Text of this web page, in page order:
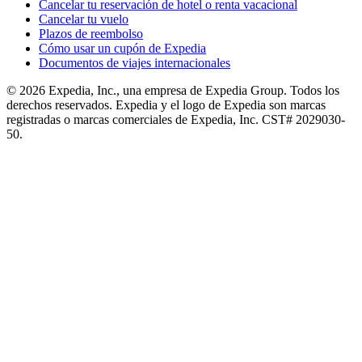
Cancelar tu reservación de hotel o renta vacacional
Cancelar tu vuelo
Plazos de reembolso
Cómo usar un cupón de Expedia
Documentos de viajes internacionales
© 2026 Expedia, Inc., una empresa de Expedia Group. Todos los
derechos reservados. Expedia y el logo de Expedia son marcas
registradas o marcas comerciales de Expedia, Inc. CST# 2029030-
50.